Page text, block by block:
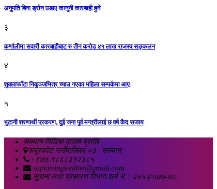
अनुमति बिना ड्रोन उडाए कानुनी कारबाही हुने
३
कर्णालीमा सवारी कारबाहीबाट रु तीन करोड ४१ लाख राजस्व सङ्कलन
४
शुक्लाफाँटा निकुञ्जभित्र च्याउ गएका महिला सम्पर्कमा आए
५
भुटानी शरणार्थी प्रकरण, दुई जना पुर्व मन्त्रीलाई छ वर्ष कैद सजाय
सल्यान मिडिया हाउस प्रालि
कपुरकोट गाउँपालिका ०३ , सल्यान
+९७७-९८६८३१२३८५
saptarangionline@gmail.com
सूचना तथा प्रसारण विभाग दर्ता नं. : २४५२/०७७-७८